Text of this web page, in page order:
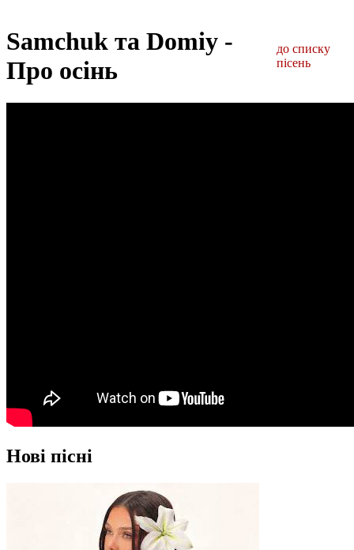
Samchuk та Domiy -
Про осінь
до списку
пісень
Нові пісні